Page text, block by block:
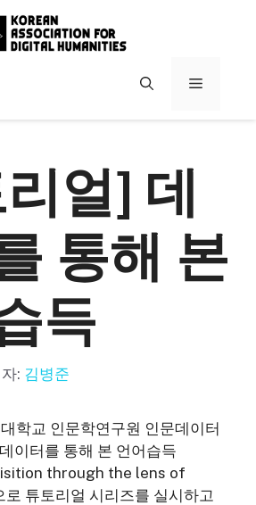
메
얼] 데
통해 본
득
: 김병준
학교 인문학연구원 인문데이터
이터를 통해 본 언어습득
through the lens of
튜토리얼 시리즈를 실시하고